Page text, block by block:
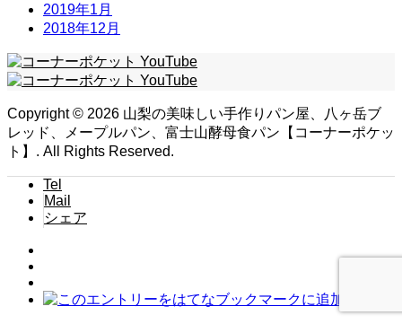
2019年1月
2018年12月
Copyright © 2026 山梨の美味しい手作りパン屋、八ヶ岳ブ
レッド、メープルパン、富士山酵母食パン【コーナーポケッ
ト】. All Rights Reserved.
Tel
Mail
シェア